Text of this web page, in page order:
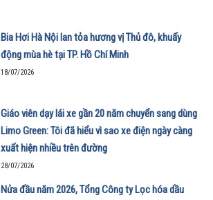
Bia Hơi Hà Nội lan tỏa hương vị Thủ đô, khuấy
động mùa hè tại TP. Hồ Chí Minh
18/07/2026
Giáo viên dạy lái xe gần 20 năm chuyển sang dùng
Limo Green: Tôi đã hiểu vì sao xe điện ngày càng
xuất hiện nhiều trên đường
28/07/2026
Nửa đầu năm 2026, Tổng Công ty Lọc hóa dầu